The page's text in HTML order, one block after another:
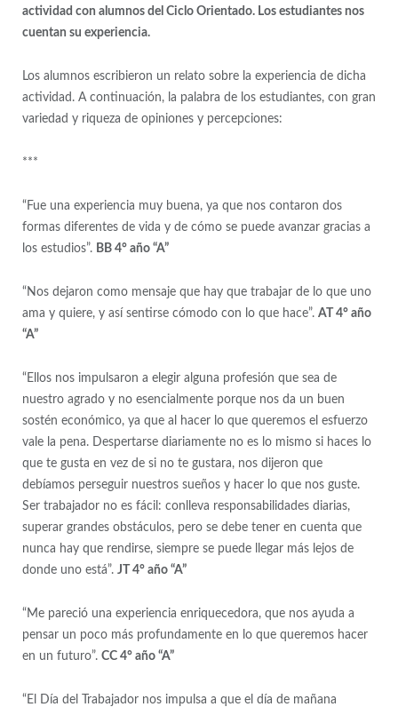
actividad con alumnos del Ciclo Orientado. Los estudiantes nos
cuentan su experiencia.
Los alumnos escribieron un relato sobre la experiencia de dicha
actividad. A continuación, la palabra de los estudiantes, con gran
variedad y riqueza de opiniones y percepciones:
***
“Fue una experiencia muy buena, ya que nos contaron dos
formas diferentes de vida y de cómo se puede avanzar gracias a
los estudios”. BB 4° año “A”
“Nos dejaron como mensaje que hay que trabajar de lo que uno
ama y quiere, y así sentirse cómodo con lo que hace”. AT 4° año
“A”
“Ellos nos impulsaron a elegir alguna profesión que sea de
nuestro agrado y no esencialmente porque nos da un buen
sostén económico, ya que al hacer lo que queremos el esfuerzo
vale la pena. Despertarse diariamente no es lo mismo si haces lo
que te gusta en vez de si no te gustara, nos dijeron que
debíamos perseguir nuestros sueños y hacer lo que nos guste.
Ser trabajador no es fácil: conlleva responsabilidades diarias,
superar grandes obstáculos, pero se debe tener en cuenta que
nunca hay que rendirse, siempre se puede llegar más lejos de
donde uno está”. JT 4° año “A”
“Me pareció una experiencia enriquecedora, que nos ayuda a
pensar un poco más profundamente en lo que queremos hacer
en un futuro”. CC 4° año “A”
“El Día del Trabajador nos impulsa a que el día de mañana